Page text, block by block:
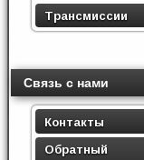
Трансмиссии
Связь с нами
Контакты
Обратный